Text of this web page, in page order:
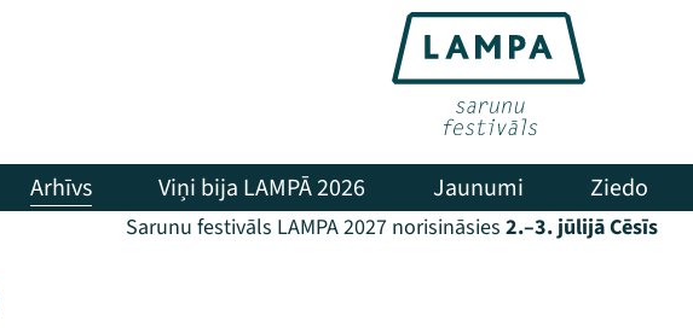
Arhīvs Viņi bija LAMPĀ 2026 Jaunumi Ziedo
Sarunu festivāls LAMPA 2027 norisināsies 2.–3. jūlijā Cēsīs